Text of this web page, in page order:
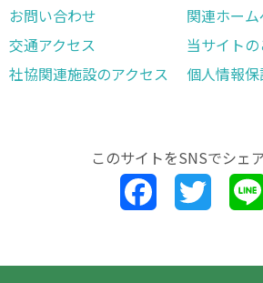
お問い合わせ
交通アクセス
社協関連施設のアクセス
関連ホー
当サイト
個人情報
このサイトをSNSでシェ
Facebook Twitter